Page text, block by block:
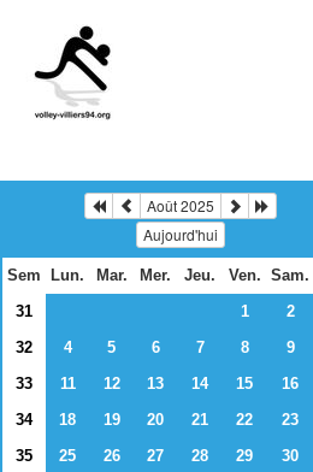
Août 2025
Aujourd'hui
Sem Lun. Mar. Mer. Jeu. Ven. Sam.
31
1 2
32
4 5 6 7 8 9
33
11 12 13 14 15 16
34
18 19 20 21 22 23
35
25 26 27 28 29 30